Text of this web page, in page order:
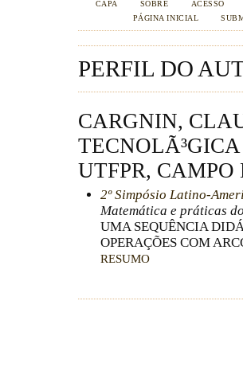
CAPA SOBRE ACESSO
PÁGINA INICIAL
PERFIL DO
CARGNIN,
UTFPR,
2º Simpósio Latino-
Matemática e práticas
UMA SEQUÊNCIA
OPERAÇÕES COM
RESUMO